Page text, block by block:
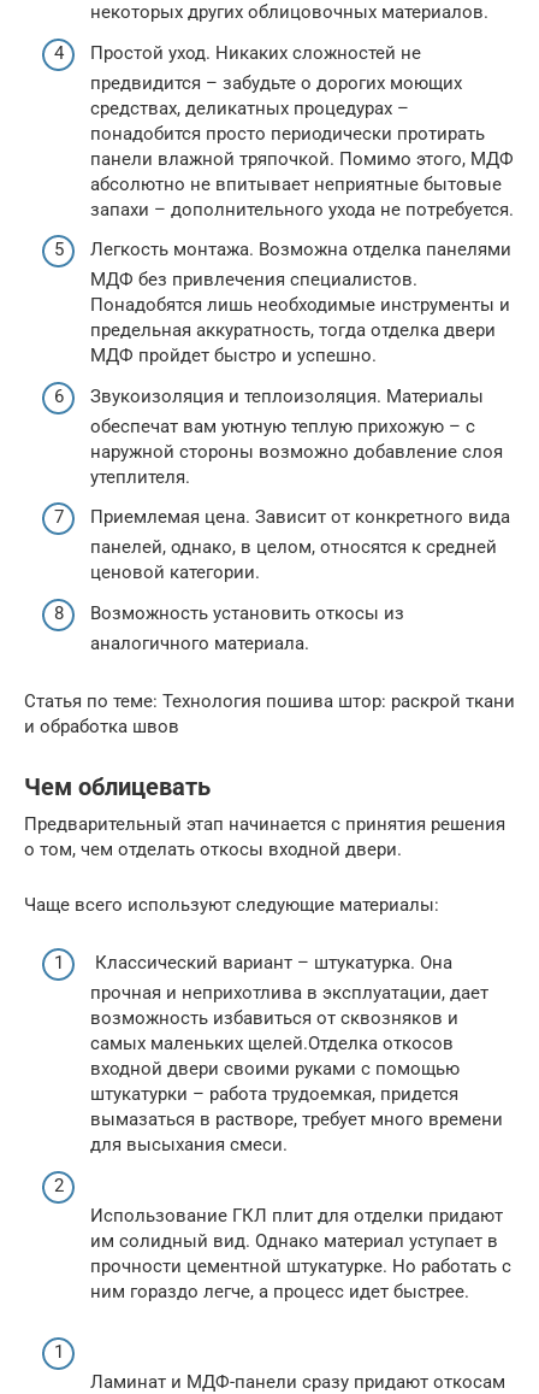
некоторых других облицовочных материалов.
Простой уход. Никаких сложностей не
предвидится – забудьте о дорогих моющих
средствах, деликатных процедурах –
понадобится просто периодически протирать
панели влажной тряпочкой. Помимо этого, МДФ
абсолютно не впитывает неприятные бытовые
запахи – дополнительного ухода не потребуется.
Легкость монтажа. Возможна отделка панелями
МДФ без привлечения специалистов.
Понадобятся лишь необходимые инструменты и
предельная аккуратность, тогда отделка двери
МДФ пройдет быстро и успешно.
Звукоизоляция и теплоизоляция. Материалы
обеспечат вам уютную теплую прихожую – с
наружной стороны возможно добавление слоя
утеплителя.
Приемлемая цена. Зависит от конкретного вида
панелей, однако, в целом, относятся к средней
ценовой категории.
Возможность установить откосы из
аналогичного материала.
Статья по теме: Технология пошива штор: раскрой ткани
и обработка швов
Чем облицевать
Предварительный этап начинается с принятия решения
о том, чем отделать откосы входной двери.
Чаще всего используют следующие материалы:
Классический вариант – штукатурка. Она
прочная и неприхотлива в эксплуатации, дает
возможность избавиться от сквозняков и
самых маленьких щелей.Отделка откосов
входной двери своими руками с помощью
штукатурки – работа трудоемкая, придется
вымазаться в растворе, требует много времени
для высыхания смеси.
Использование ГКЛ плит для отделки придают
им солидный вид. Однако материал уступает в
прочности цементной штукатурке. Но работать с
ним гораздо легче, а процесс идет быстрее.
Ламинат и МДФ-панели сразу придают откосам